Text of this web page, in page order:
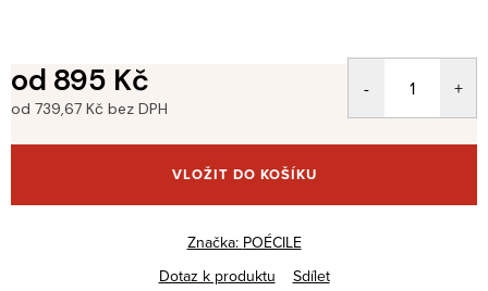
od 895 Kč
od 739,67 Kč bez DPH
cena:
VLOŽIT DO KOŠÍKU
Značka: POÉCILE
Dotaz k produktu
Sdílet